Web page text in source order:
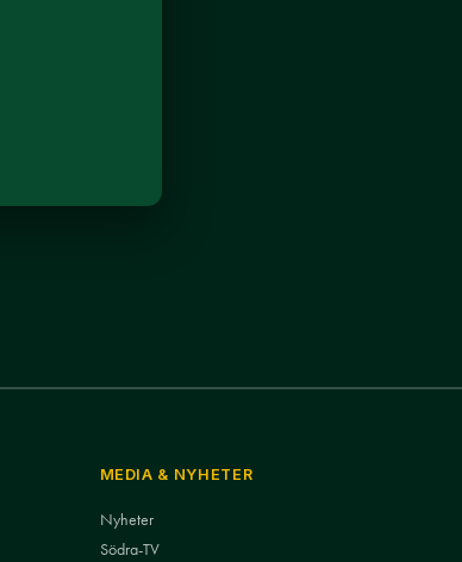
MEDIA & NYHETER
Nyheter
Södra-TV